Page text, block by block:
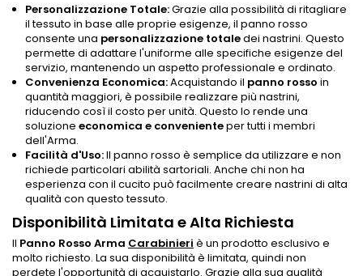
Personalizzazione Totale:Grazie alla possibilità di ritagliare
il tessuto in base alle proprie esigenze, il panno rosso
consente una personalizzazione totaledei nastrini. Questo
permette di adattare l'uniforme alle specifiche esigenze del
servizio, mantenendo un aspetto professionale e ordinato.
Convenienza Economica:Acquistando il panno rosso in
quantità maggiori, è possibile realizzare più nastrini,
riducendo così il costo per unità. Questo lo rende una
soluzione economica e convenienteper tutti i membri
dell'Arma.
Facilità d'Uso:Il panno rosso è semplice da utilizzare e non
richiede particolari abilità sartoriali. Anche chi non ha
esperienza con il cucito può facilmente creare nastrini di alta
qualità con questo tessuto.
Disponibilità Limitata e Alta Richiesta
Il Panno Rosso Arma Carabinieri è un prodotto esclusivo e
molto richiesto. La sua disponibilità è limitata, quindi non
perdete l'opportunità di acquistarlo. Grazie alla sua qualità